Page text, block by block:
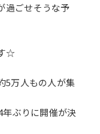
過ごせそうな予
☆
5万人もの人が集
ぶりに開催が決